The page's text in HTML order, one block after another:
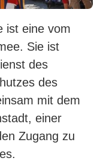
ist eine vom
Sie ist
des
des
mit dem
einer
Zugang zu